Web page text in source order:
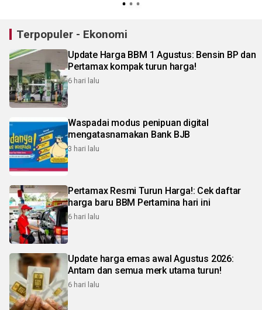
Terpopuler - Ekonomi
Update Harga BBM 1 Agustus: Bensin BP dan
Pertamax kompak turun harga!
6 hari lalu
Waspadai modus penipuan digital
mengatasnamakan Bank BJB
3 hari lalu
Pertamax Resmi Turun Harga!: Cek daftar
harga baru BBM Pertamina hari ini
6 hari lalu
Update harga emas awal Agustus 2026:
Antam dan semua merk utama turun!
6 hari lalu